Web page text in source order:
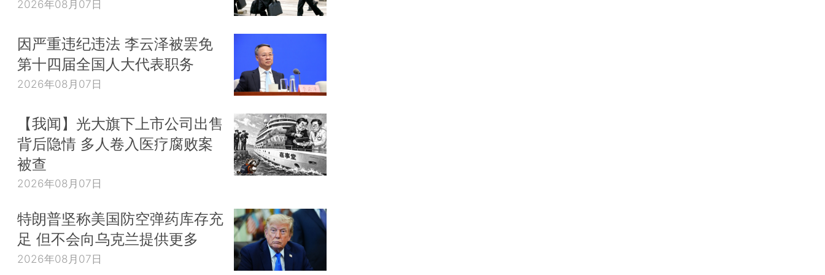
2026年08月07日
因严重违纪违法 李云泽被罢免
第十四届全国人大代表职务
2026年08月07日
【我闻】光大旗下上市公司出售
背后隐情 多人卷入医疗腐败案
被查
2026年08月07日
特朗普坚称美国防空弹药库存充
足 但不会向乌克兰提供更多
2026年08月07日